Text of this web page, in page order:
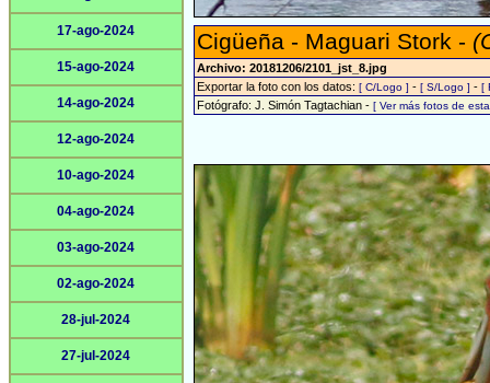
17-ago-2024
15-ago-2024
14-ago-2024
12-ago-2024
10-ago-2024
04-ago-2024
03-ago-2024
02-ago-2024
28-jul-2024
27-jul-2024
Cigüeña - Maguari Stork -
Archivo: 20181206/2101_jst_8.jpg
Exportar la foto con los datos: [ C/Logo ] - [ S/Logo ] - [
Fotógrafo: J. Simón Tagtachian - [ Ver más fotos de